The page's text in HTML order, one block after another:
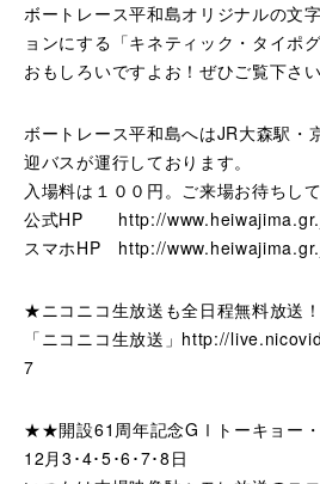
ボートレース平和島オリジナルの文
ョンにする「キネティック・タイポ
おもしろいですよお！ぜひご覧下さ
ボートレース平和島へはJR大森駅・
迎バスが運行しております。
入場料は１００円。ご来場お待ちし
公式HP http://
スマホHP http://
★ニコニコ生放送も全日程無料放送！
「ニコニコ生放送」http://
7
★★開設61周年記念GⅠトーキョー
12月3･4･5･6･7･8日